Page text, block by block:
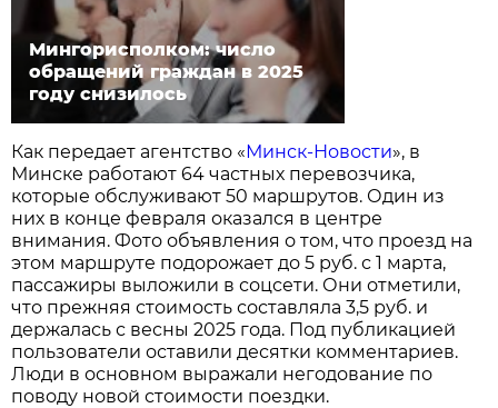
Мингорисполком: число
обращений граждан в 2025
году снизилось
Как передает агентство «Минск-Новости», в
Минске работают 64 частных перевозчика,
которые обслуживают 50 маршрутов. Один из
них в конце февраля оказался в центре
внимания. Фото объявления о том, что проезд на
этом маршруте подорожает до 5 руб. с 1 марта,
пассажиры выложили в соцсети. Они отметили,
что прежняя стоимость составляла 3,5 руб. и
держалась с весны 2025 года. Под публикацией
пользователи оставили десятки комментариев.
Люди в основном выражали негодование по
поводу новой стоимости поездки.